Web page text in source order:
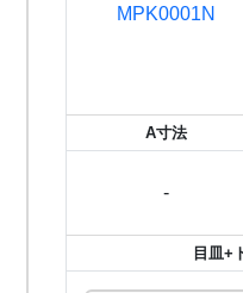
MPK0001N
A寸法
-
目皿+